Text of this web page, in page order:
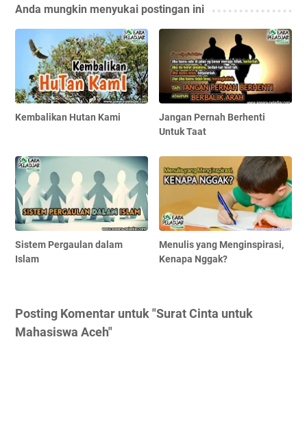
Anda mungkin menyukai postingan ini
Kembalikan Hutan Kami
Jangan Pernah Berhenti
Untuk Taat
Sistem Pergaulan dalam
Islam
Menulis yang Menginspirasi,
Kenapa Nggak?
Posting Komentar untuk "Surat Cinta untuk
Mahasiswa Aceh"